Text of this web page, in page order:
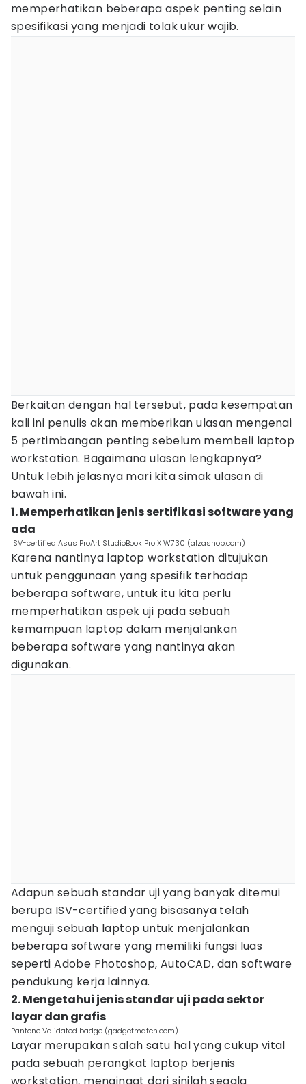
memperhatikan beberapa aspek penting selain
spesifikasi yang menjadi tolak ukur wajib.
Berkaitan dengan hal tersebut, pada kesempatan
kali ini penulis akan memberikan ulasan mengenai
5 pertimbangan penting sebelum membeli laptop
workstation. Bagaimana ulasan lengkapnya?
Untuk lebih jelasnya mari kita simak ulasan di
bawah ini.
1. Memperhatikan jenis sertifikasi software yang
ada
ISV-certified Asus ProArt StudioBook Pro X W730 (alzashop.com)
Karena nantinya laptop workstation ditujukan
untuk penggunaan yang spesifik terhadap
beberapa software, untuk itu kita perlu
memperhatikan aspek uji pada sebuah
kemampuan laptop dalam menjalankan
beberapa software yang nantinya akan
digunakan.
Adapun sebuah standar uji yang banyak ditemui
berupa ISV-certified yang bisasanya telah
menguji sebuah laptop untuk menjalankan
beberapa software yang memiliki fungsi luas
seperti Adobe Photoshop, AutoCAD, dan software
pendukung kerja lainnya.
2. Mengetahui jenis standar uji pada sektor
layar dan grafis
Pantone Validated badge (gadgetmatch.com)
Layar merupakan salah satu hal yang cukup vital
pada sebuah perangkat laptop berjenis